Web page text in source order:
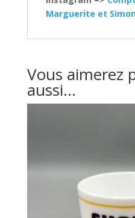
Marguerite et
Vous aimerez
aussi…